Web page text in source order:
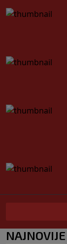
NAJNOVIJE